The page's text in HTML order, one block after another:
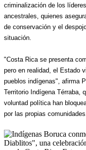
criminalización de los
ancestrales, quienes
de conservación y el
situación.
"Costa Rica se presenta
pero en realidad, el Estado
pueblos indígenas", afirma
Territorio Indígena Térraba,
voluntad política han
por las propias comunidades.